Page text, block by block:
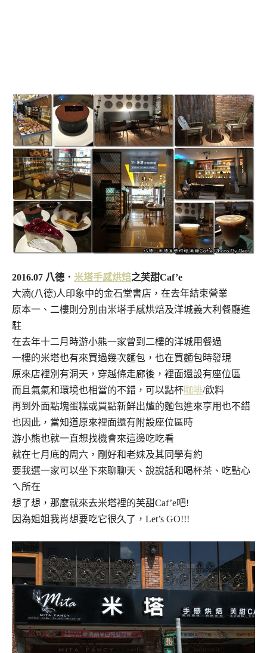
2016.07 八德． 米塔手感烘焙之芙甜Caf’e
大湳(八德)人印象中的金石堂書店，在去年結束營業
原本一、二樓則分別由米塔手感烘焙及洋城義大利餐廳進
駐
在去年十二月時游小熊一家曾到二樓的洋城用餐過
一樓的米塔也有來買過幾次麵包，也在買麵包時發現
原來店裡別有洞天，穿越條走廊後，裡面還設有座位區
而且氣氣和環境也相當的不錯，可以點杯咖啡/飲料
再到外面點塊蛋糕或買點新鮮出爐的麵包進來享用也不錯
也因此，當知道原來裡面還有附設座位區時
游小熊也就一直想找機會來這邊吃吃看
就在七月底的周六，剛好和老妹及其同學有約
要我選一家可以坐下來聊聊天、說說話和喝杯茶、吃點心
ㄟ所在
想了想，那麼就來去米塔裡的芙甜Caf’e吧!
因為姐姐我肖想要吃它很久了，Let’s GO!!!